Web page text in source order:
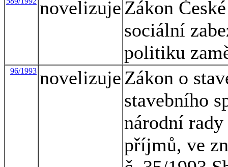
novelizujeZákon
sociální
politiku
96/1993 novelizujeZákon o
stavebního
národní
příjmů, ve